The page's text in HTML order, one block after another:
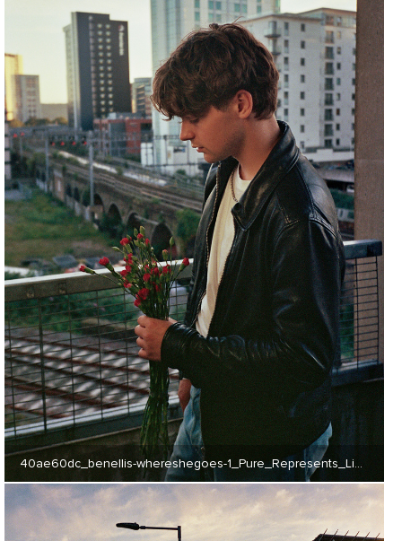
40ae60dc_benellis-whereshegoes-1_Pure_Represents_Limited (JPG) 3 MB